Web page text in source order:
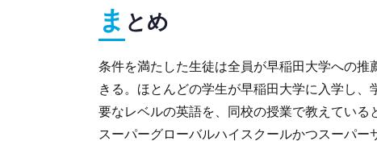
ま とめ
条件を満たした生徒は全員が早稲田大学への
きる。ほとんどの学生が早稲田大学に入学し
要なレベルの英語を、同校の授業で教えている
スーパーグローバルハイスクールかつスーパ